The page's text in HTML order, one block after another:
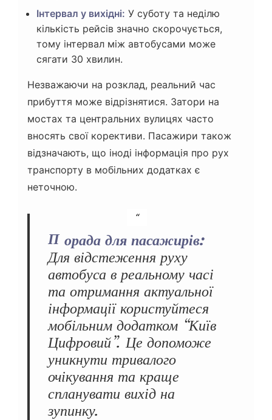
Інтервал у вихідні: У суботу та неділю
кількість рейсів значно скорочується,
тому інтервал між автобусами може
сягати 30 хвилин.
Незважаючи на розклад, реальний час
прибуття може відрізнятися. Затори на
мостах та центральних вулицях часто
вносять свої корективи. Пасажири також
відзначають, що іноді інформація про рух
транспорту в мобільних додатках є
неточною.
Порада для пасажирів:
Для відстеження руху
автобуса в реальному часі
та отримання актуальної
інформації користуйтеся
мобільним додатком “Київ
Цифровий”. Це допоможе
уникнути тривалого
очікування та краще
спланувати вихід на
зупинку.